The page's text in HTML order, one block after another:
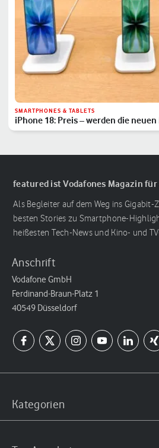
SMARTPHONES & TABLETS
iPhone 18: Preis – werden die
featured ist Vodafones Magazin
Als Begleiter auf dem Weg ins
besten Stories zu Smartphone-
heißesten Tech-News und Kino- und
Anschrift
Vodafone GmbH
Ferdinand-Braun-Platz 1
40549 Düsseldorf
Kategorien